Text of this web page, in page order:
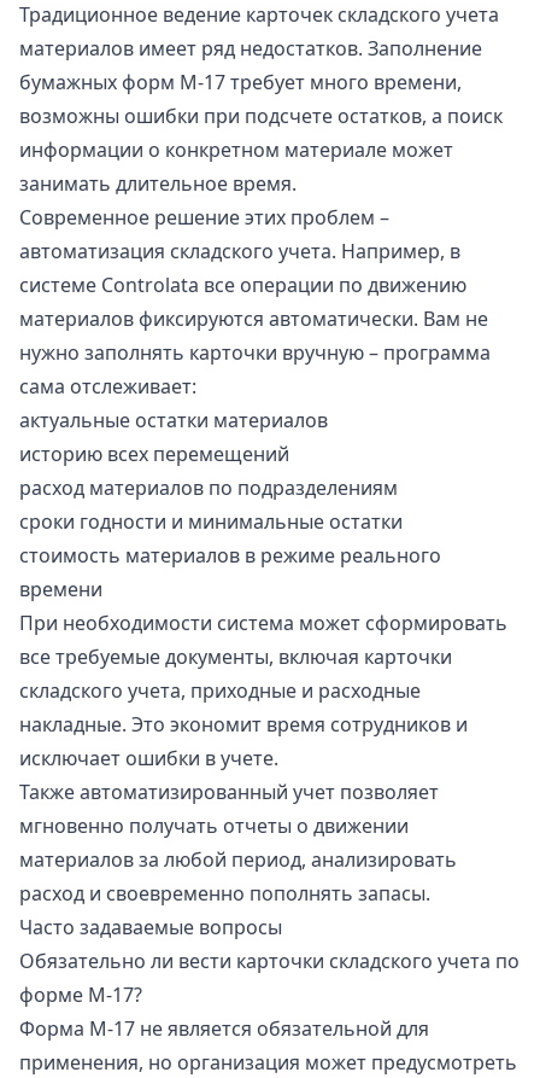
Традиционное ведение карточек складского учета
материалов имеет ряд недостатков. Заполнение
бумажных форм М-17 требует много времени,
возможны ошибки при подсчете остатков, а поиск
информации о конкретном материале может
занимать длительное время.
Современное решение этих проблем –
автоматизация складского учета. Например, в
системе Controlata все операции по движению
материалов фиксируются автоматически. Вам не
нужно заполнять карточки вручную – программа
сама отслеживает:
актуальные остатки материалов
историю всех перемещений
расход материалов по подразделениям
сроки годности и минимальные остатки
стоимость материалов в режиме реального
времени
При необходимости система может сформировать
все требуемые документы, включая карточки
складского учета, приходные и расходные
накладные. Это экономит время сотрудников и
исключает ошибки в учете.
Также автоматизированный учет позволяет
мгновенно получать отчеты о движении
материалов за любой период, анализировать
расход и своевременно пополнять запасы.
Часто задаваемые вопросы
Обязательно ли вести карточки складского учета по
форме М-17?
Форма М-17 не является обязательной для
применения, но организация может предусмотреть